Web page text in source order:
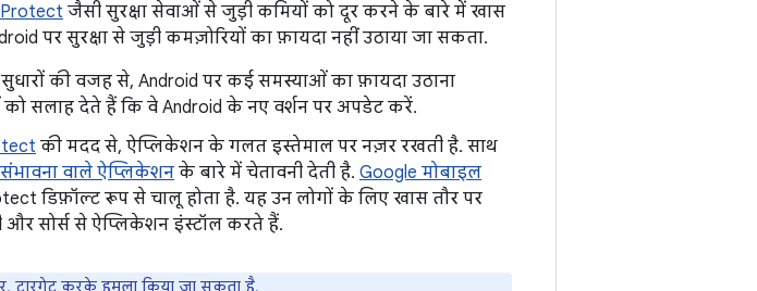
जैसी सुरक्षा सेवाओं से जुड़ी कमियों को दूर करने के बारे में खास
पर सुरक्षा से जुड़ी कमज़ोरियों का फ़ायदा नहीं उठाया जा सकता.
की वजह से, Android पर कई समस्याओं का फ़ायदा उठाना
सलाह देते हैं कि वे Android के नए वर्शन पर अपडेट करें.
की मदद से, ऐप्लिकेशन के गलत इस्तेमाल पर नज़र रखती है. साथ
वाले ऐप्लिकेशन के बारे में चेतावनी देती है. Google मोबाइल
डिफ़ॉल्ट रूप से चालू होता है. यह उन लोगों के लिए खास तौर पर
और सोर्स से ऐप्लिकेशन इंस्टॉल करते हैं.
टारगेट करके हमला किया जा सकता है.